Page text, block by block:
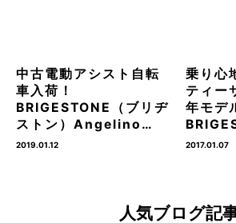
中古電動アシスト自転
車入荷！
BRIGESTONE（ブリヂ
ストン）Angelino…
2019.01.12
乗り心
ティー
年モ
2017.01.07
人気ブログ記